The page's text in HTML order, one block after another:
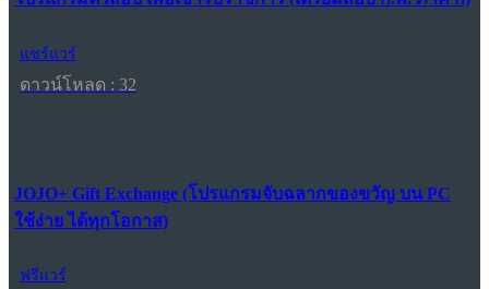
แชร์แวร์
ดาวน์โหลด : 32
JOJO+ Gift Exchange (โปรแกรมจับฉลากของขวัญ บน PC
ใช้ง่าย ได้ทุกโอกาส)
ฟรีแวร์